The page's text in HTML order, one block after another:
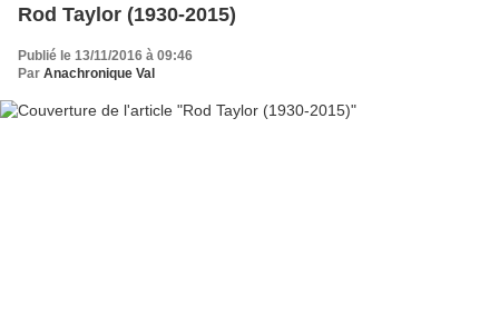
Rod Taylor (1930-2015)
Publié le 13/11/2016 à 09:46
Par Anachronique Val